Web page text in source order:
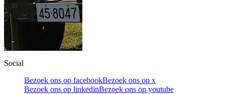
Social
Bezoek ons op facebookBezoek ons op x
Bezoek ons op linkedinBezoek ons op youtube